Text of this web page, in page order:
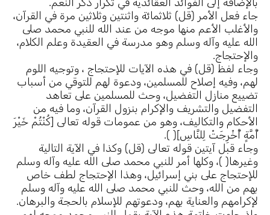
بالإضافة إلى الفوائد العقائدية في تكرار ذكر النعم.
جاء فعل الأمر (قل) ثلاثمائة واثنتين وثلاثين مرة في القرآن،
والأغلب الأعم منها موجه من عند الله للنبي محمد صلى
الله عليه وآله وسلم وهو مدرسة في العقيدة وعلم الكلام،
والإحتجاج.
وجاء لفظ (قل) في هذه الآيات للإحتجاج ، وتوجيه اللوم
لهم، وفيه إصلاح للمسلمين، ودعوة لهم للتوقي من أسباب
تضييع منازل التفضيل، وحث للمسلمين على تعاهد
التفضيل والتشريف والإكرام بنزول القرآن، وما فيه من
الأحكام والتكاليف، وهو من عمومات قوله تعالى [كُنْتُمْ خَيْرَ
أُمَّةٍ أُخْرِجَتْ لِلنَّاسِ]( ).
وجاء قبل آيتين قوله تعالى (قل) وكذا في الآية التالية
وغيرها( )، وكلها أمر للنبي محمد صلى الله عليه وآله وسلم
للإحتجاج على بني إسرائيل، وهذا الإحتجاج لطف خاص
بهم من الله، وحث للنبي محمد صلى الله عليه وآله وسلم
لإكرامهم والعناية بهم، ودعوتهم للإسلام بالحجة والبرهان.